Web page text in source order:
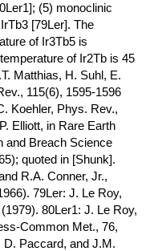
(5) monoclinic
[79Ler]. The
of Ir3Tb5 is
of Ir2Tb is 45
Matthias, H. Suhl, E.
115(6), 1595-1596
Koehler, Phys. Rev.,
Elliott, in Rare Earth
and Breach Science
quoted in [Shunk].
R.A. Conner, Jr.,
79Ler: J. Le Roy,
80Ler1: J. Le Roy,
Common Met., 76,
D. Paccard, and J.M.